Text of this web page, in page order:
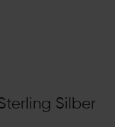
Silber